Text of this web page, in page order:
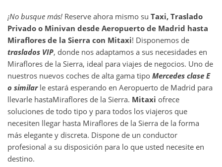
¡No busque más! Reserve ahora mismo su Taxi, Traslado
Privado o Minivan desde Aeropuerto de Madrid hasta
Miraflores de la Sierra con Mitaxi! Disponemos de
traslados VIP, donde nos adaptamos a sus necesidades en
Miraflores de la Sierra, ideal para viajes de negocios. Uno de
nuestros nuevos coches de alta gama tipo Mercedes clase E
o similarle estará esperando en Aeropuerto de Madrid para
llevarle hastaMiraflores de la Sierra. Mitaxi ofrece
soluciones de todo tipo y para todos los viajeros que
necesiten llegar hasta Miraflores de la Sierra de la forma
más elegante y discreta. Dispone de un conductor
profesional a su disposición para lo que usted necesite en
destino.